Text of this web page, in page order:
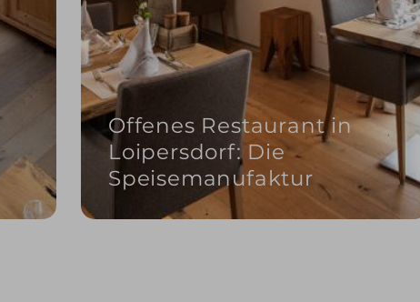
Offenes Restaurant in
Loipersdorf: Die
Speisemanufaktur